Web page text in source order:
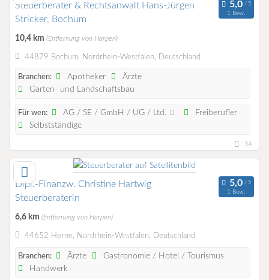
Steuerberater & Rechtsanwalt Hans-Jürgen
Stricker, Bochum
1 Bew.
10,4 km (Entfernung von Harpen)
44879 Bochum, Nordrhein-Westfalen, Deutschland
Branchen: Apotheker
Ärzte
Garten- und Landschaftsbau
Für wen: AG / SE / GmbH / UG / Ltd.
Freiberufler
Selbstständige
34
Dipl.-Finanzw. Christine Hartwig
Steuerberaterin
1 Bew.
6,6 km (Entfernung von Harpen)
44652 Herne, Nordrhein-Westfalen, Deutschland
Branchen: Ärzte
Gastronomie / Hotel / Tourismus
Handwerk